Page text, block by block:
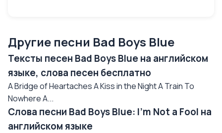
Другие песни Bad Boys Blue
Тексты песен Bad Boys Blue на английском
языке, слова песен бесплатно
A Bridge of Heartaches A Kiss in the Night A Train To
Nowhere A...
Слова песни Bad Boys Blue: I'm Not a Fool на
английском языке